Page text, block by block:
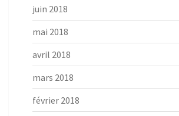
juin 2018
mai 2018
avril 2018
mars 2018
février 2018